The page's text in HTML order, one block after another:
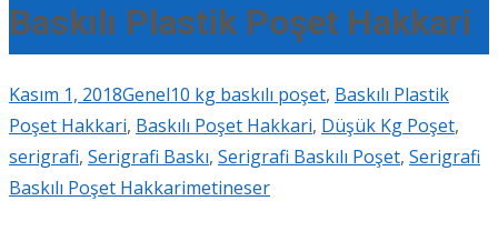
Baskılı Plastik Poşet Hakkari
Kasım 1, 2018Genel10 kg baskılı poşet, Baskılı Plastik
Poşet Hakkari, Baskılı Poşet Hakkari, Düşük Kg Poşet,
serigrafi, Serigrafi Baskı, Serigrafi Baskılı Poşet, Serigrafi
Baskılı Poşet Hakkarimetineser